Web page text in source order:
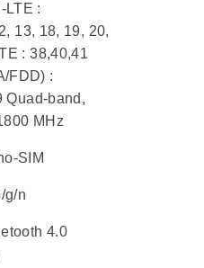
LTE :
13, 18, 19, 20,
: 38,40,41
FDD) :
Quad-band,
MHz
SIM
g/n
4.0